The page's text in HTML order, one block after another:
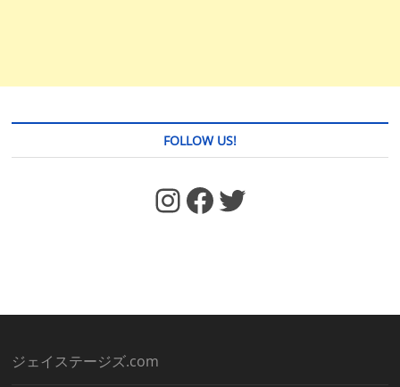
FOLLOW US!
https://www.facebook.com/jstages/ Facebook Twitter
ジェイステージズ.com